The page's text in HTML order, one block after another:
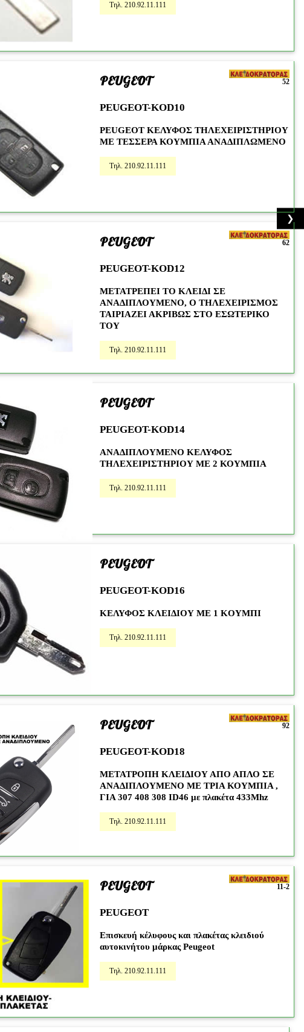
❯
Τηλ. 210.92.11.111
PEUGEOT
PEUGEOT-KOD10
PEUGEOT ΚΕΛΥΦΟΣ ΤΗΛΕΧΕΙΡΙΣΤΗΡΙΟΥ
ΜΕ ΤΕΣΣΕΡΑ ΚΟΥΜΠΙΑ ΑΝΑΔΙΠΛΩΜΕΝΟ
Τηλ. 210.92.11.111
52
PEUGEOT
PEUGEOT-KOD12
ΜΕΤΑΤΡΕΠΕΙ ΤΟ ΚΛΕΙΔΙ ΣΕ
ΑΝΑΔΙΠΛΟΥΜΕΝΟ, Ο ΤΗΛΕΧΕΙΡΙΣΜΟΣ
ΤΑΙΡΙΑΖΕΙ ΑΚΡΙΒΩΣ ΣΤΟ ΕΣΩΤΕΡΙΚΟ
ΤΟΥ
Τηλ. 210.92.11.111
62
PEUGEOT
PEUGEOT-KOD14
ΑΝΑΔΙΠΛΟΥΜΕΝΟ ΚΕΛΥΦΟΣ
ΤΗΛΕΧΕΙΡΙΣΤΗΡΙΟΥ ΜΕ 2 ΚΟΥΜΠΙΑ
Τηλ. 210.92.11.111
PEUGEOT
PEUGEOT-KOD16
ΚΕΛΥΦΟΣ KΛΕΙΔΙΟΥ ΜΕ 1 KOYΜΠΙ
Τηλ. 210.92.11.111
PEUGEOT
PEUGEOT-KOD18
ΜΕΤΑΤΡΟΠΗ ΚΛΕΙΔΙΟΥ ΑΠΟ ΑΠΛΟ ΣΕ
ΑΝΑΔΙΠΛΟΥΜΕΝΟ ΜΕ ΤΡΙΑ ΚΟΥΜΠΙΑ ,
ΓΙΑ 307 408 308 ID46 με πλακέτα 433Mhz
Τηλ. 210.92.11.111
92
PEUGEOT
PEUGEOT
Επισκευή κέλυφους και πλακέτας κλειδιού
αυτοκινήτου μάρκας Peugeot
Τηλ. 210.92.11.111
11-2